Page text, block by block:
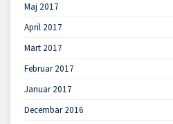
Maj 2017
April 2017
Mart 2017
Februar 2017
Januar 2017
Decembar 2016